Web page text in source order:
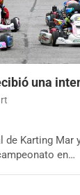
una
de Karting Mar
en…